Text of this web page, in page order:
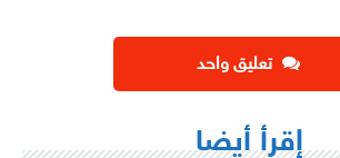
تعليق واحد
إقرأ أيضا